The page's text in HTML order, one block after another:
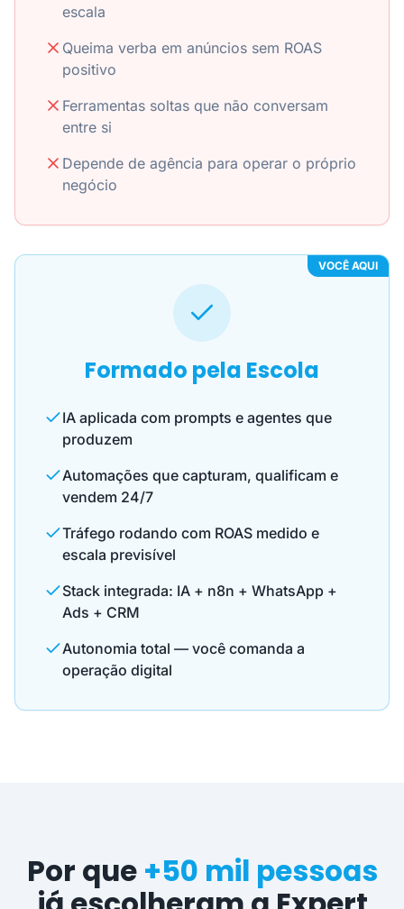
escala
Queima verba em anúncios sem ROAS
positivo
Ferramentas soltas que não conversam
entre si
Depende de agência para operar o próprio
negócio
VOCÊ AQUI
Formado pela Escola
IA aplicada com prompts e agentes que
produzem
Automações que capturam, qualificam e
vendem 24/7
Tráfego rodando com ROAS medido e
escala previsível
Stack integrada: IA + n8n + WhatsApp +
Ads + CRM
Autonomia total — você comanda a
operação digital
Por que +50 mil pessoas